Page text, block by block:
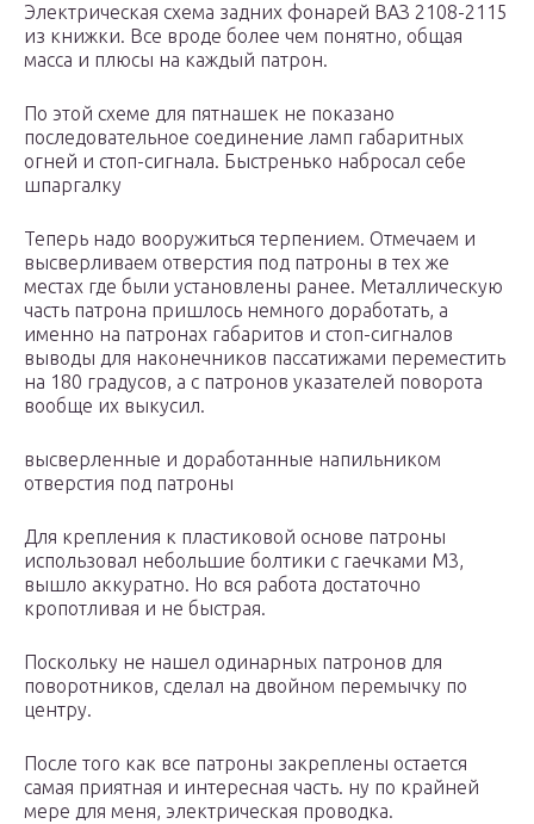
Электрическая схема задних фонарей ВАЗ 2108-2115
из книжки. Все вроде более чем понятно, общая
масса и плюсы на каждый патрон.
По этой схеме для пятнашек не показано
последовательное соединение ламп габаритных
огней и стоп-сигнала. Быстренько набросал себе
шпаргалку
Теперь надо вооружиться терпением. Отмечаем и
высверливаем отверстия под патроны в тех же
местах где были установлены ранее. Металлическую
часть патрона пришлось немного доработать, а
именно на патронах габаритов и стоп-сигналов
выводы для наконечников пассатижами переместить
на 180 градусов, а с патронов указателей поворота
вообще их выкусил.
высверленные и доработанные напильником
отверстия под патроны
Для крепления к пластиковой основе патроны
использовал небольшие болтики с гаечками M3,
вышло аккуратно. Но вся работа достаточно
кропотливая и не быстрая.
Поскольку не нашел одинарных патронов для
поворотников, сделал на двойном перемычку по
центру.
После того как все патроны закреплены остается
самая приятная и интересная часть. ну по крайней
мере для меня, электрическая проводка.